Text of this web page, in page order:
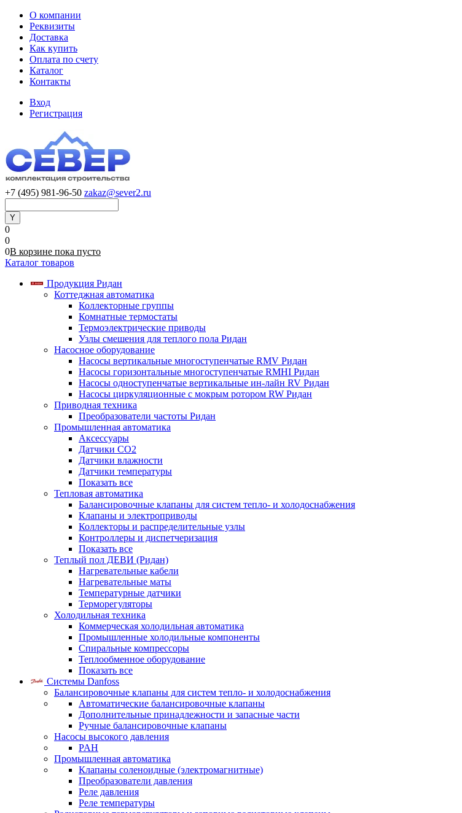
О компании
Реквизиты
Доставка
Как купить
Оплата по счету
Каталог
Контакты
Вход
Регистрация
+7 (495) 981-96-50 zakaz@sever2.ru
0
0
0В корзине пока пусто
Каталог товаров
Продукция Ридан
Коттеджная автоматика
Коллекторные группы
Комнатные термостаты
Термоэлектрические приводы
Узлы смешения для теплого пола Ридан
Насосное оборудование
Насосы вертикальные многоступенчатые RMV Ридан
Насосы горизонтальные многоступенчатые RMHI Ридан
Насосы одноступенчатые вертикальные ин-лайн RV Ридан
Насосы циркуляционные с мокрым ротором RW Ридан
Приводная техника
Преобразователи частоты Ридан
Промышленная автоматика
Аксессуары
Датчики CO2
Датчики влажности
Датчики температуры
Показать все
Тепловая автоматика
Балансировочные клапаны для систем тепло- и холодоснабжения
Клапаны и электроприводы
Коллекторы и распределительные узлы
Контроллеры и диспетчеризация
Показать все
Теплый пол ДЕВИ (Ридан)
Нагревательные кабели
Нагревательные маты
Температурные датчики
Терморегуляторы
Холодильная техника
Коммерческая холодильная автоматика
Промышленные холодильные компоненты
Спиральные компрессоры
Теплообменное оборудование
Показать все
Системы Danfoss
Балансировочные клапаны для систем тепло- и холодоснабжения
Автоматические балансировочные клапаны
Дополнительные принадлежности и запасные части
Ручные балансировочные клапаны
Насосы высокого давления
PAH
Промышленная автоматика
Клапаны соленоидные (электромагнитные)
Преобразователи давления
Реле давления
Реле температуры